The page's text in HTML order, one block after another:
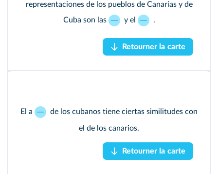
representaciones de los pueblos de Canarias y de
Cuba son las y el .
Retourner la carte
representaciones de los pueblos de Canarias y de
Cuba son las palmeras y el campanario
Retourner la carte
El a de los cubanos tiene ciertas similitudes con
el de los canarios.
Retourner la carte
El a acento de los cubanos tiene ciertas
similitudes con el de los canarios.
Retourner la carte